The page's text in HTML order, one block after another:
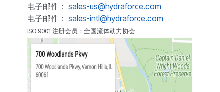
电子邮件： sales-us@hydraforce.com
电子邮件： sales-intl@hydraforce.com
ISO 9001 注册会员：全国流体动力协会